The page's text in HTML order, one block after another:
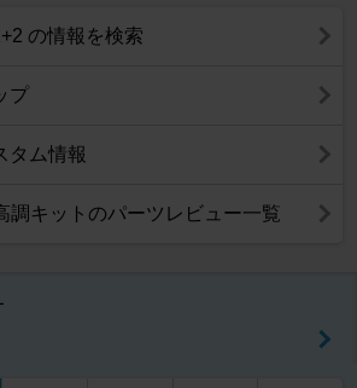
の情報を検索
プ
タム情報
調キットのパーツレビュー一覧